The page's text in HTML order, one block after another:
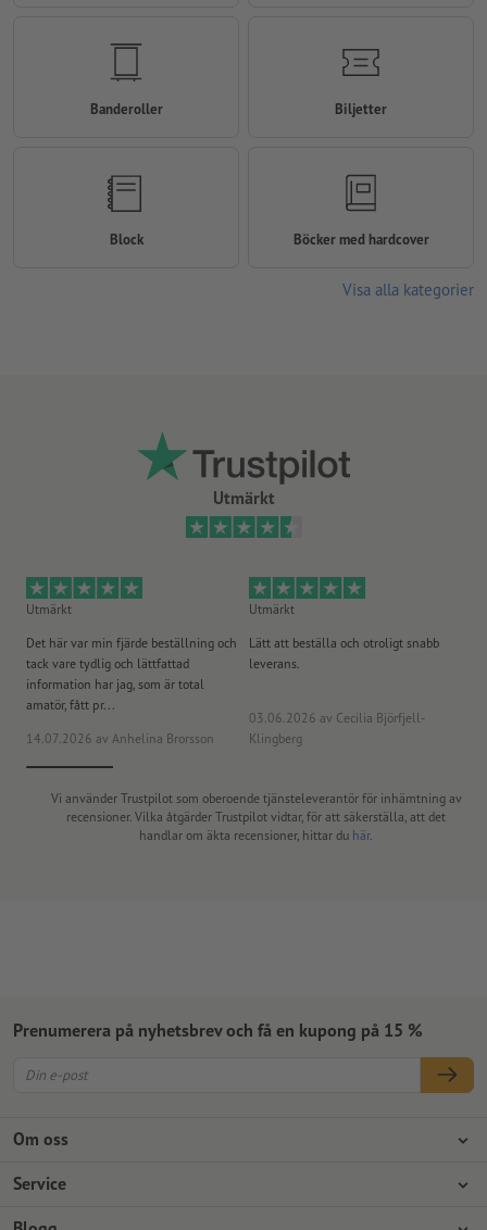
Utmärkt
Utmärkt
Det här var min fjärde beställning och
tack vare tydlig och lättfattad
information har jag, som är total
amatör, fått pr...
14.07.2026 av Anhelina Brorsson
Utmärkt
Lätt att beställa och otroligt snabb
leverans.
03.06.2026 av Cecilia Björfjell-
Klingberg
Vi använder Trustpilot som oberoende tjänsteleverantör för inhämtning av
recensioner. Vilka åtgärder Trustpilot vidtar, för att säkerställa, att det
handlar om äkta recensioner, hittar du här.
Banderoller Biljetter
Block Böcker med hardcover
Visa alla kategorier
Om oss
Företag
Service
Betalningsalternativ
Prenumerera på nyhetsbrev och få en kupong på 15 %